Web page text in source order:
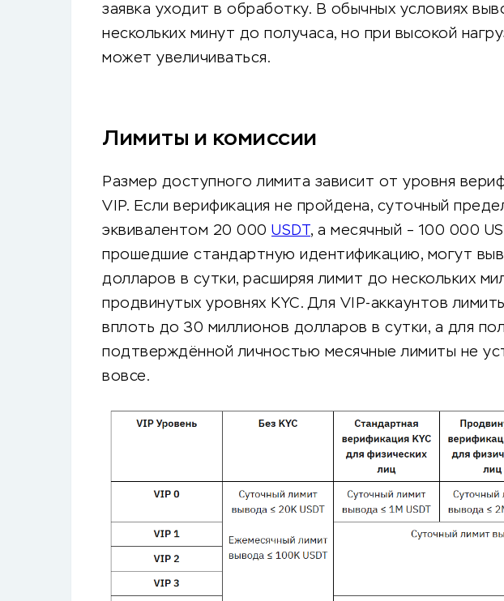
заявка уходит в обработку. В обычных условиях
нескольких минут до получаса, но при высокой
может увеличиваться.
Лимиты и комиссии
Размер доступного лимита зависит от уровня
VIP. Если верификация не пройдена, суточный
эквивалентом 20 000 USDT, а месячный – 100 000
прошедшие стандартную идентификацию, могут
долларов в сутки, расширяя лимит до нескольких
продвинутых уровнях KYC. Для VIP-аккаунтов
вплоть до 30 миллионов долларов в сутки, а для
подтверждённой личностью месячные лимиты не
вовсе.